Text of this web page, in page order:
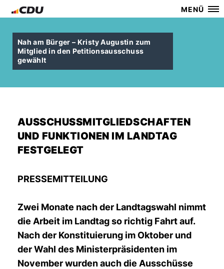
MENÜ
Nah am Bürger – Kristy Augustin zum
Mitglied in den Petitionsausschuss
gewählt
AUSSCHUSSMITGLIEDSCHAFTEN
UND FUNKTIONEN IM LANDTAG
FESTGELEGT
PRESSEMITTEILUNG
Zwei Monate nach der Landtagswahl nimmt
die Arbeit im Landtag so richtig Fahrt auf.
Nach der Konstituierung im Oktober und
der Wahl des Ministerpräsidenten im
November wurden auch die Ausschüsse